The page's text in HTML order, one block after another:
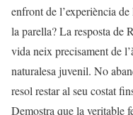
enfront de l’experiència
la parella? La resposta de
vida neix precisament de
naturalesa juvenil. No
resol restar al seu costat
Demostra que la veritable